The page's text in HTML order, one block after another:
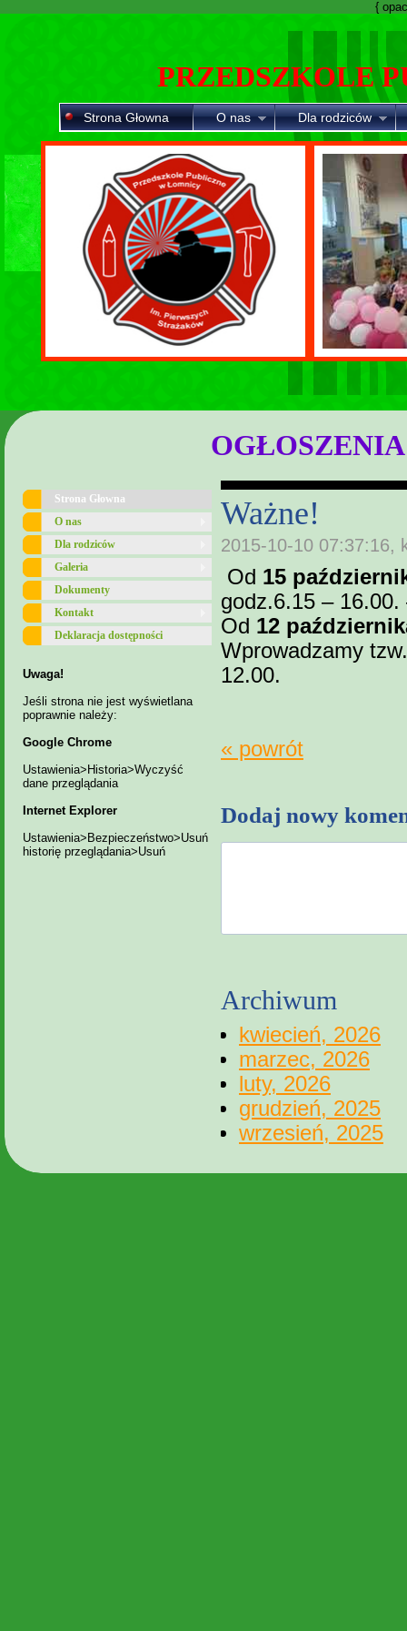
{
PRZEDSZKOLE
Strona Głowna O nas Dla rodziców
Strona Głowna
O nas
Dla rodziców
Galeria
Dokumenty
Kontakt
Deklaracja dostępności
Uwaga!
Jeśli strona nie jest wyświetlana
poprawnie należy:
Google Chrome
Ustawienia>Historia>Wyczyść
dane przeglądania
Internet Explorer
Ustawienia>Bezpieczeństwo>Usuń
historię przeglądania>Usuń
Ważne!
2015-10-10 07:37:16,
Od 15
godz.6.15 –
Od 12
Wprowadzamy
12.00.
« powrót
Dodaj nowy
Archiwum
kwiecień, 2026
marzec, 2026
luty, 2026
grudzień, 2025
wrzesień, 2025